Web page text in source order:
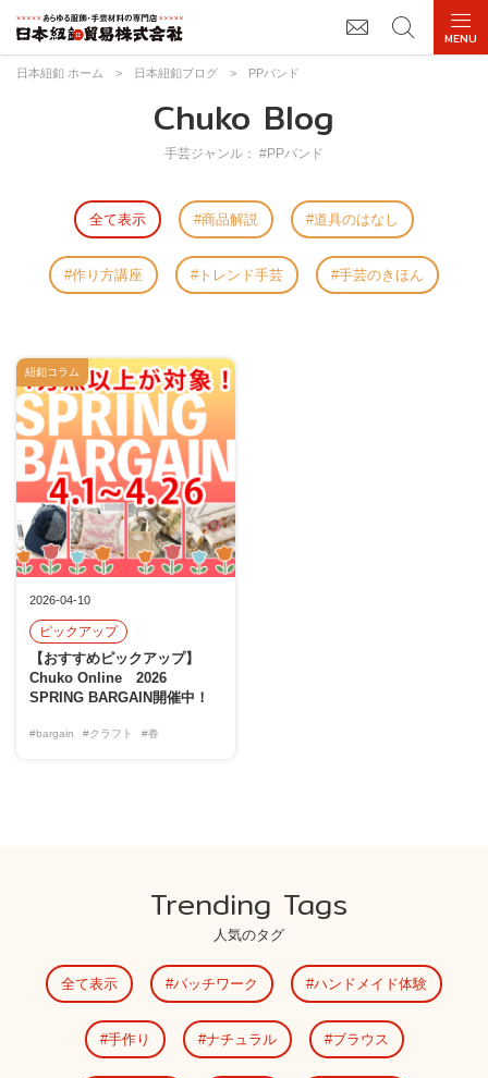
日本紐釦 ホーム > 日本紐釦ブログ > PPバンド
Chuko Blog
手芸ジャンル： #PPバンド
全て表示 商品解説 道具のはなし
作り方講座 トレンド手芸 手芸のきほん
2026-04-10
ピックアップ
【おすすめピックアップ】
Chuko Online 2026
SPRING BARGAIN開催中！
#bargain #クラフト #春
紐釦コラム
Trending Tags
人気のタグ
全て表示 パッチワーク ハンドメイド体験
手作り ナチュラル ブラウス